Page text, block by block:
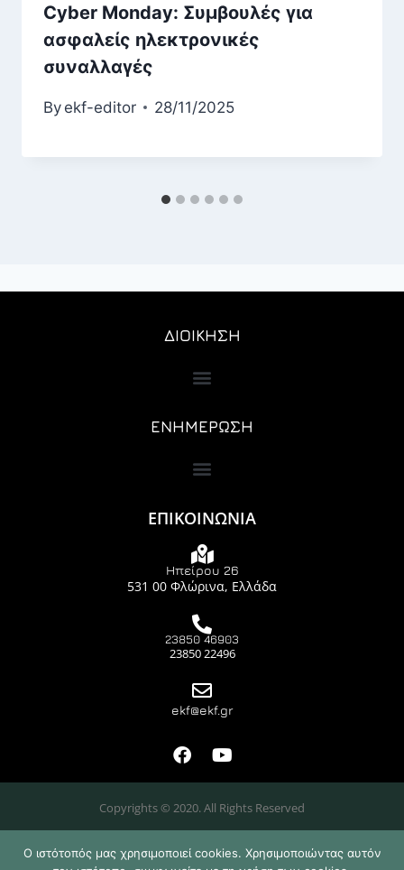
Cyber Monday: Συμβουλές για
ασφαλείς ηλεκτρονικές
συναλλαγές
By ekf-editor 28/11/2025
ΔΙΟΙΚΗΣΗ
ΕΝΗΜΕΡΩΣΗ
ΕΠΙΚΟΙΝΩΝΙΑ
Ηπείρου 26
531 00 Φλώρινα, Ελλάδα
23850 46903
23850 22496
ekf@ekf.gr
Copyrights © 2020. All Rights Reserved
Ο ιστότοπός μας χρησιμοποιεί cookies. Χρησιμοποιώντας αυτόν